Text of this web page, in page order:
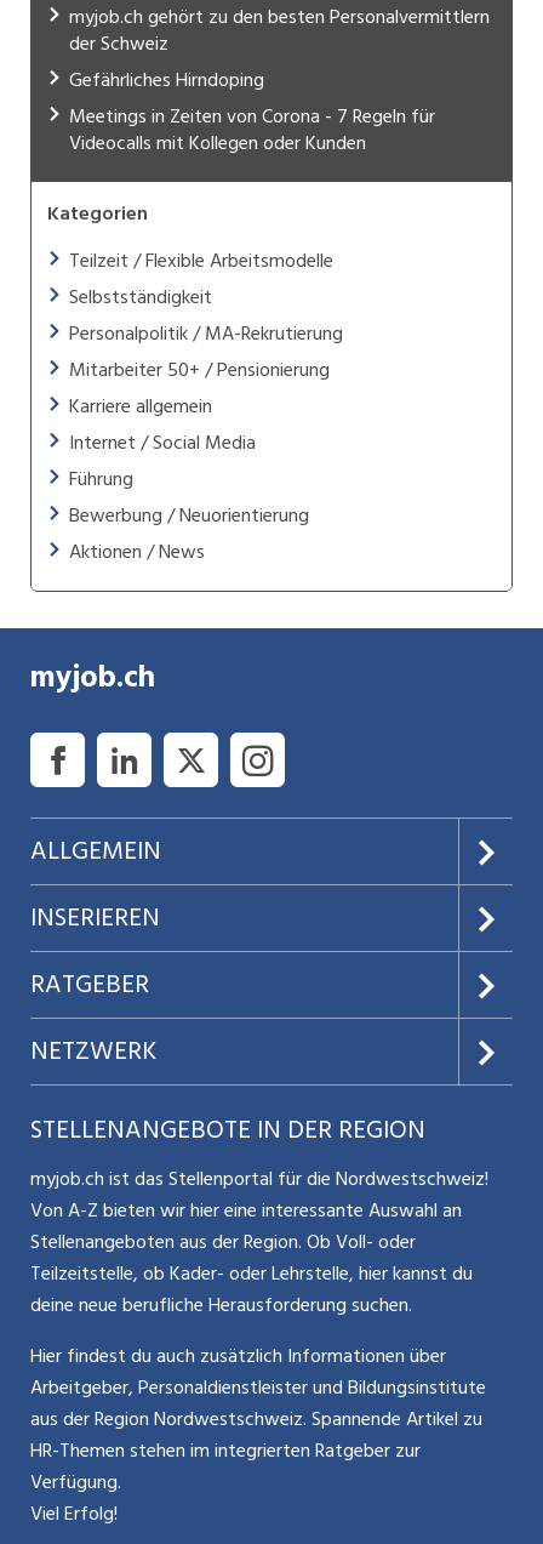
myjob.ch gehört zu den besten Personalvermittlern
der Schweiz
Gefährliches Hirndoping
Meetings in Zeiten von Corona - 7 Regeln für
Videocalls mit Kollegen oder Kunden
Kategorien
Teilzeit / Flexible Arbeitsmodelle
Selbstständigkeit
Personalpolitik / MA-Rekrutierung
Mitarbeiter 50+ / Pensionierung
Karriere allgemein
Internet / Social Media
Führung
Bewerbung / Neuorientierung
Aktionen / News
myjob.ch
ALLGEMEIN
Über uns
AGB
Datenschutz
Nutzungsbedingungen
Glossar
Kontakt
Impressum
INSERIEREN
Preise & Leistungen
Jobs verwalten
Benutzermanual
Bewerber-Cockpit
RATGEBER
Teilzeit / Flexible Arbeitsmodelle
Mitarbeiter 50+ / Pensionierung
Karriere allgemein
Führung
Bewerbung / Neuorientierung
Aktionen / News
NETZWERK
Aargauerzeitung.ch
CH Media
ostjob.ch
zentraljob.ch
jobbasel.ch
jobbern.ch
jobmittelland.ch
jobzüri.ch
STELLENANGEBOTE IN DER REGION
myjob.ch ist das Stellenportal für die Nordwestschweiz!
Von A-Z bieten wir hier eine interessante Auswahl an
Stellenangeboten aus der Region. Ob Voll- oder
Teilzeitstelle, ob Kader- oder Lehrstelle, hier kannst du
deine neue berufliche Herausforderung suchen.
Hier findest du auch zusätzlich Informationen über
Arbeitgeber, Personaldienstleister und Bildungsinstitute
aus der Region Nordwestschweiz. Spannende Artikel zu
HR-Themen stehen im integrierten Ratgeber zur
Verfügung.
Viel Erfolg!